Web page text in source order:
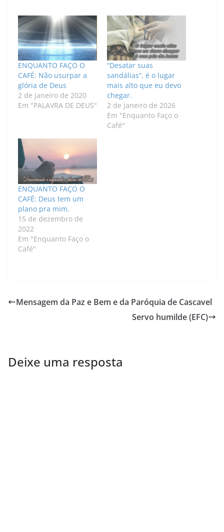
ENQUANTO FAÇO O
CAFÉ: Não usurpar a
glória de Deus
2 de janeiro de 2020
Em "PALAVRA DE DEUS"
“Desatar suas
sandálias”, é o lugar
mais alto que eu devo
chegar.
2 de janeiro de 2026
Em "Enquanto Faço o
Café"
ENQUANTO FAÇO O
CAFÉ: Deus tem um
plano pra mim.
15 de dezembro de
2022
Em "Enquanto Faço o
Café"
Mensagem da Paz e Bem e da Paróquia de Cascavel
Servo humilde (EFC)
Deixe uma resposta